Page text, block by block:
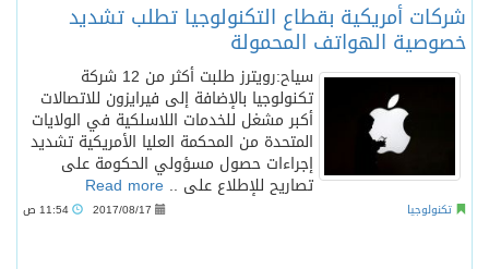
شركات أمريكية بقطاع التكنولوجيا تطلب تشديد
خصوصية الهواتف المحمولة
سياح:رويترز طلبت أكثر من 12 شركة
تكنولوجيا بالإضافة إلى فيرايزون للاتصالات
أكبر مشغل للخدمات اللاسلكية في الولايات
المتحدة من المحكمة العليا الأمريكية تشديد
إجراءات حصول مسؤولي الحكومة على
تصاريح للإطلاع على .. Read more
تكنولوجيا 2017/08/17